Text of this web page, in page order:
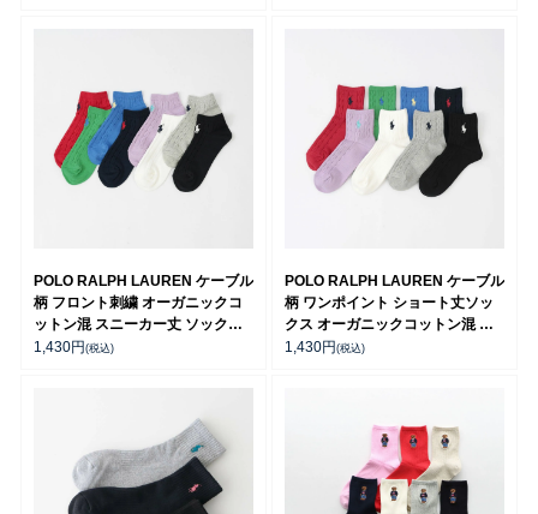
POLO RALPH LAUREN ケーブル
柄 フロント刺繍 オーガニックコ
ットン混 スニーカー丈 ソックス
レディース 03207868
1,430円(税込)
POLO RALPH LAUREN ケーブル
柄 ワンポイント ショート丈ソッ
クス オーガニックコットン混 レ
ディース 03207386
1,430円(税込)